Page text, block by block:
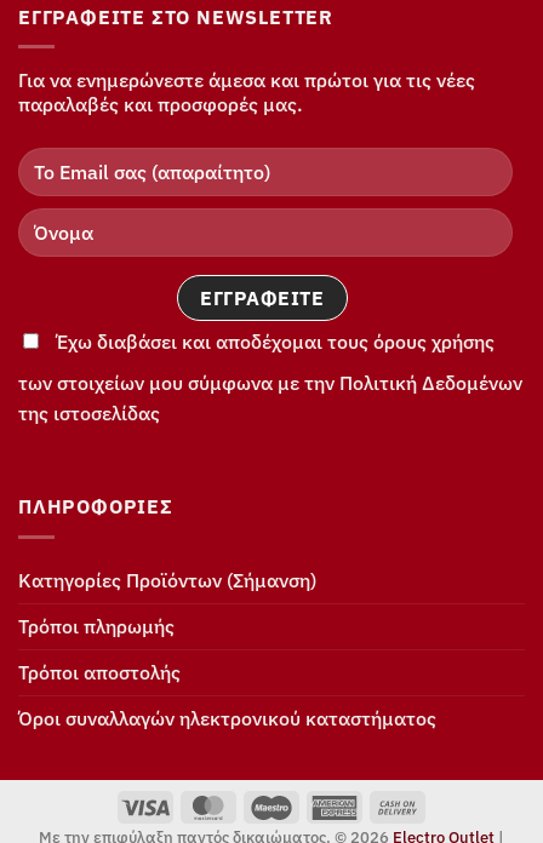
ΕΓΓΡΑΦΕΊΤΕ ΣΤΟ NEWSLETTER
Για να ενημερώνεστε άμεσα και πρώτοι για τις νέες
παραλαβές και προσφορές μας.
Έχω διαβάσει και αποδέχομαι τους όρους χρήσης
των στοιχείων μου σύμφωνα με την Πολιτική Δεδομένων
της ιστοσελίδας
ΠΛΗΡΟΦΟΡΊΕΣ
Κατηγορίες Προϊόντων (Σήμανση)
Τρόποι πληρωμής
Τρόποι αποστολής
Όροι συναλλαγών ηλεκτρονικού καταστήματος
Visa MasterCardMaestro American
ExpressOn
Με την επιφύλαξη παντός δικαιώματος. © 2026 Electro Outlet |